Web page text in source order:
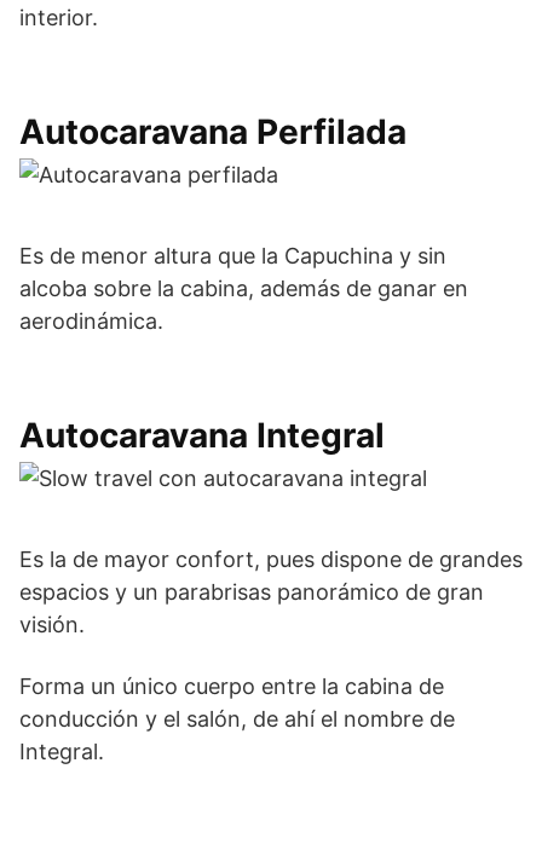
interior.
Autocaravana Perfilada
Es de menor altura que la Capuchina y sin
alcoba sobre la cabina, además de ganar en
aerodinámica.
Autocaravana Integral
Es la de mayor confort, pues dispone de grandes
espacios y un parabrisas panorámico de gran
visión.
Forma un único cuerpo entre la cabina de
conducción y el salón, de ahí el nombre de
Integral.